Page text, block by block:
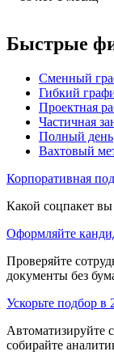
Быстрые
Сменный
Гибкий
Проектная
Частичная
Полный день
Вахтовый
Корпоративная
Какой соцпакет
Оформляйте
Проверяйте
документы без
Ускорьте подбор в
Автоматизируйте
собирайте